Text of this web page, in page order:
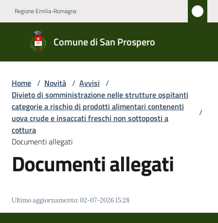
Regione Emilia-Romagna
Comune di San Prospero
Comune
di San
Prospero
Amministrazione
Novità
Menu selezionato
Servizi
San
Prospero
Home / Novità / Avvisi /
Divieto di somministrazione nelle strutture ospitanti
categorie a rischio di prodotti alimentari contenenti
uova crude e insaccati freschi non sottoposti a
cottura
/
Documenti allegati
Documenti allegati
Ultimo aggiornamento:02-07-2026 15:28